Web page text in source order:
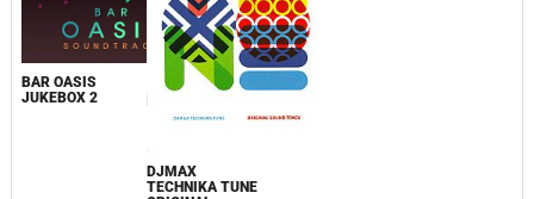
BAR OASIS
JUKEBOX 2
DJMAX
TECHNIKA TUNE